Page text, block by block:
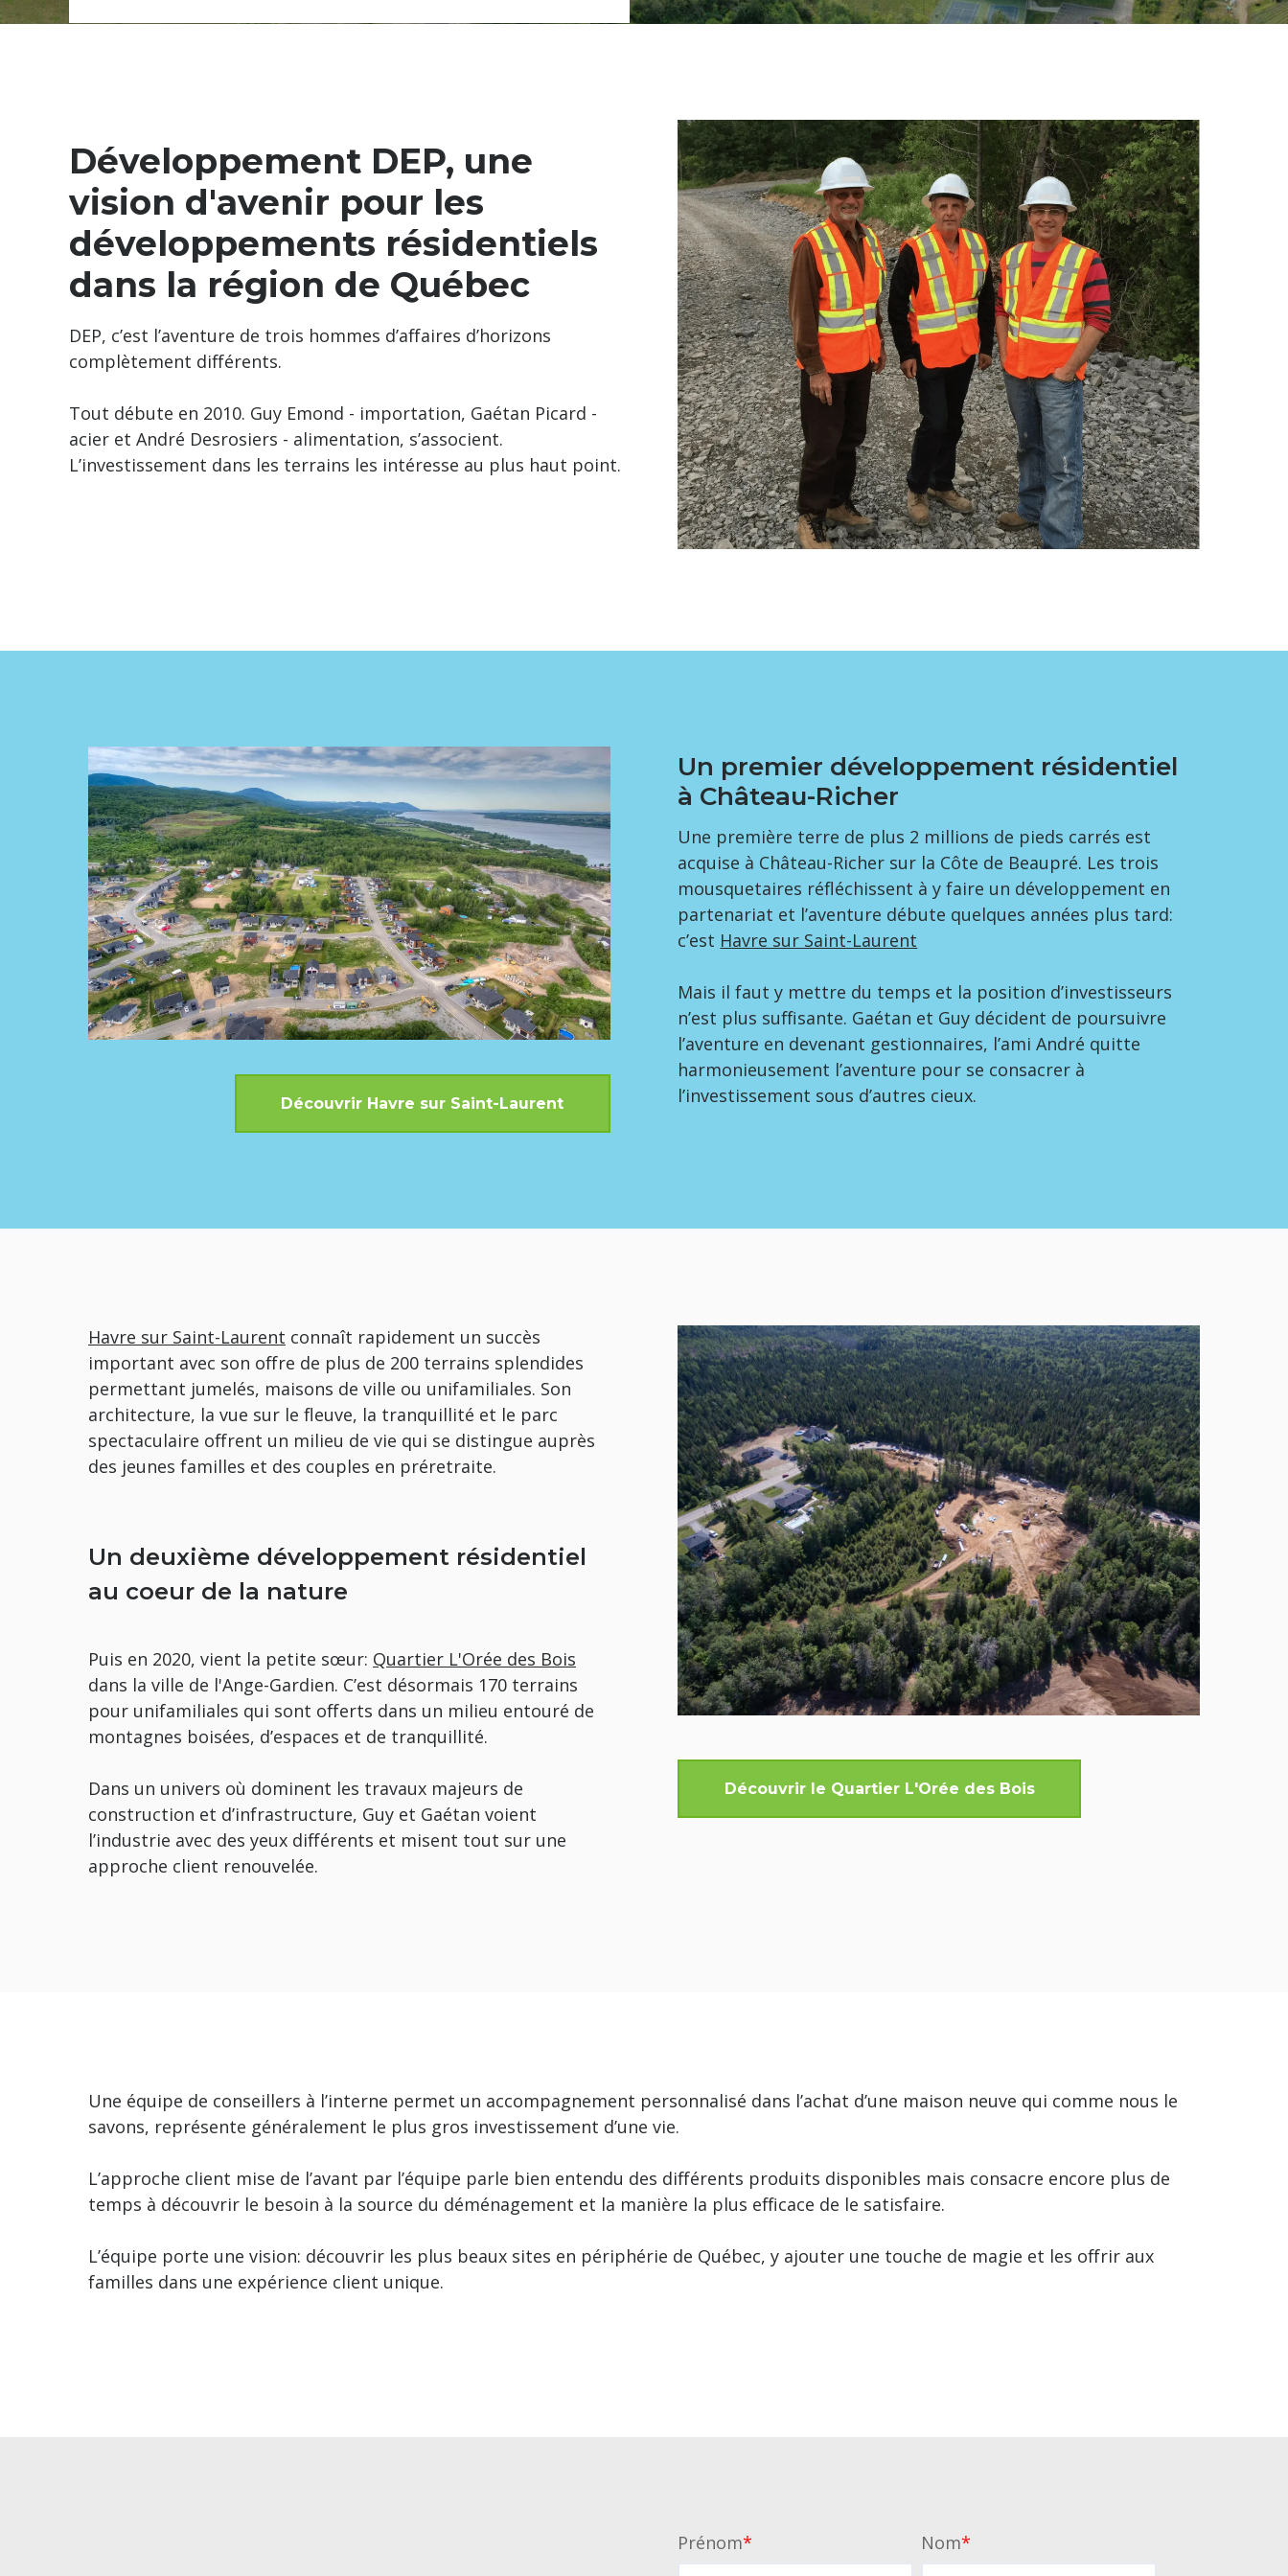
Développement DEP, une
vision d'avenir pour les
développements résidentiels
dans la région de Québec
DEP, c’est l’aventure de trois hommes d’affaires d’horizons
complètement différents.
Tout débute en 2010. Guy Emond - importation, Gaétan Picard -
acier et André Desrosiers - alimentation, s’associent.
L’investissement dans les terrains les intéresse au plus haut point.
Découvrir Havre sur Saint-Laurent
Un premier développement résidentiel
à Château-Richer
Une première terre de plus 2 millions de pieds carrés est
acquise à Château-Richer sur la Côte de Beaupré. Les trois
mousquetaires réfléchissent à y faire un développement en
partenariat et l’aventure débute quelques années plus tard:
c’est Havre sur Saint-Laurent
Mais il faut y mettre du temps et la position d’investisseurs
n’est plus suffisante. Gaétan et Guy décident de poursuivre
l’aventure en devenant gestionnaires, l’ami André quitte
harmonieusement l’aventure pour se consacrer à
l’investissement sous d’autres cieux.
Havre sur Saint-Laurent connaît rapidement un succès
important avec son offre de plus de 200 terrains splendides
permettant jumelés, maisons de ville ou unifamiliales. Son
architecture, la vue sur le fleuve, la tranquillité et le parc
spectaculaire offrent un milieu de vie qui se distingue auprès
des jeunes familles et des couples en préretraite.
Un deuxième développement résidentiel
au coeur de la nature
Puis en 2020, vient la petite sœur: Quartier L'Orée des Bois
dans la ville de l'Ange-Gardien. C’est désormais 170 terrains
pour unifamiliales qui sont offerts dans un milieu entouré de
montagnes boisées, d’espaces et de tranquillité.
Dans un univers où dominent les travaux majeurs de
construction et d’infrastructure, Guy et Gaétan voient
l’industrie avec des yeux différents et misent tout sur une
approche client renouvelée.
Découvrir le Quartier L'Orée des Bois
Une équipe de conseillers à l’interne permet un accompagnement personnalisé dans l’achat d’une maison neuve qui comme nous le
savons, représente généralement le plus gros investissement d’une vie.
L’approche client mise de l’avant par l’équipe parle bien entendu des différents produits disponibles mais consacre encore plus de
temps à découvrir le besoin à la source du déménagement et la manière la plus efficace de le satisfaire.
L’équipe porte une vision: découvrir les plus beaux sites en périphérie de Québec, y ajouter une touche de magie et les offrir aux
familles dans une expérience client unique.
Prénom* Nom*